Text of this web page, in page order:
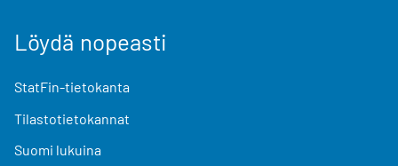
Löydä nopeasti
StatFin-tietokanta
Tilastotietokannat
Suomi lukuina